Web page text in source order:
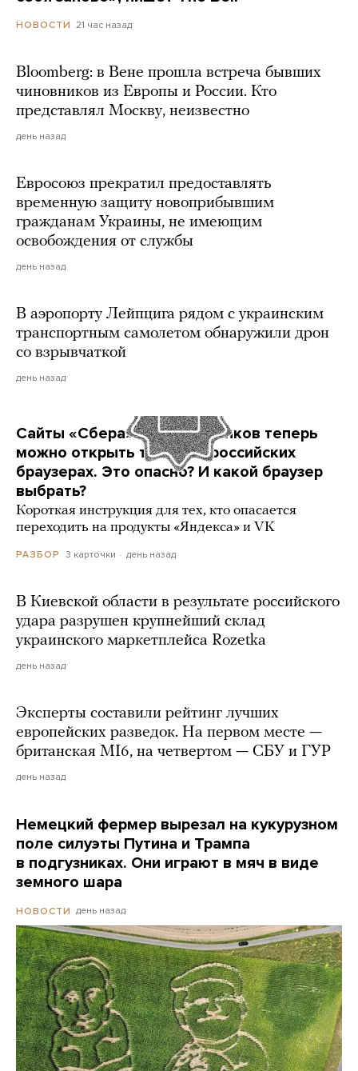
НОВОСТИ 21 час назад
Bloomberg: в Вене прошла встреча бывших
чиновников из Европы и России. Кто
представлял Москву, неизвестно
день назад
Евросоюз прекратил предоставлять
временную защиту новоприбывшим
гражданам Украины, не имеющим
освобождения от службы
день назад
В аэропорту Лейпцига рядом с украинским
транспортным самолетом обнаружили дрон
со взрывчаткой
день назад
Сайты «Сбера» и других банков теперь
можно открыть только в российских
браузерах. Это опасно? И какой браузер
выбрать?
Короткая инструкция для тех, кто опасается
переходить на продукты «Яндекса» и VK
РАЗБОР 3 карточки день назад
В Киевской области в результате российского
удара разрушен крупнейший склад
украинского маркетплейса Rozetka
день назад
Эксперты составили рейтинг лучших
европейских разведок. На первом месте —
британская MI6, на четвертом — СБУ и ГУР
день назад
Немецкий фермер вырезал на кукурузном
поле силуэты Путина и Трампа
в подгузниках. Они играют в мяч в виде
земного шара
НОВОСТИ день назад